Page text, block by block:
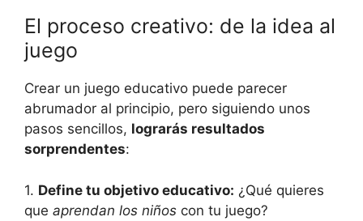
El proceso creativo: ⁣de la idea al
juego
Crear un⁢ juego ⁤educativo puede ⁤parecer
abrumador al principio,⁣ pero ‍siguiendo unos
pasos sencillos, lograrás resultados
sorprendentes:
1. Define tu objetivo educativo: ¿Qué quieres
que aprendan ​los niños con tu juego?